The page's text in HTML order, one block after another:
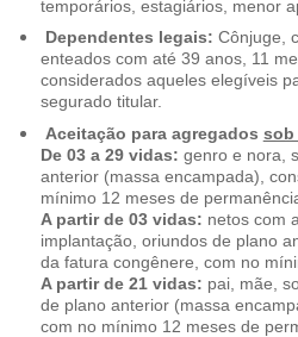
temporários, estagiários, menor
Dependentes legais: Cônjuge,
enteados com até 39 anos, 11
considerados aqueles elegíveis
segurado titular.
Aceitação para agregados sob
De 03 a 29 vidas: genro e nora,
anterior (massa encampada),
mínimo 12 meses de
A partir de 03 vidas: netos com
implantação, oriundos de plano
da fatura congênere, com no
A partir de 21 vidas: pai, mãe,
de plano anterior (massa
com no mínimo 12 meses de